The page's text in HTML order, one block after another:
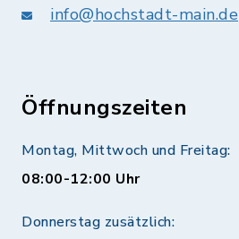
info@hochstadt-main.de
Öffnungszeiten
Montag, Mittwoch und Freitag:
08:00-12:00 Uhr
Donnerstag zusätzlich: